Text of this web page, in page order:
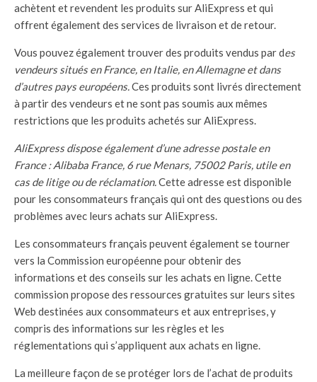
achètent et revendent les produits sur AliExpress et qui
offrent également des services de livraison et de retour.
Vous pouvez également trouver des produits vendus par des
vendeurs situés en France, en Italie, en Allemagne et dans
d’autres pays européens.Ces produits sont livrés directement
à partir des vendeurs et ne sont pas soumis aux mêmes
restrictions que les produits achetés sur AliExpress.
AliExpress dispose également d’une adresse postale en
France : Alibaba France, 6 rue Menars, 75002 Paris, utile en
cas de litige ou de réclamation.Cette adresse est disponible
pour les consommateurs français qui ont des questions ou des
problèmes avec leurs achats sur AliExpress.
Les consommateurs français peuvent également se tourner
vers la Commission européenne pour obtenir des
informations et des conseils sur les achats en ligne. Cette
commission propose des ressources gratuites sur leurs sites
Web destinées aux consommateurs et aux entreprises, y
compris des informations sur les règles et les
réglementations qui s’appliquent aux achats en ligne.
La meilleure façon de se protéger lors de l’achat de produits